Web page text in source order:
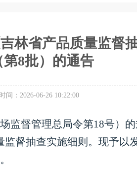
林省产品质量监督
第8批）的通告
间：2026-06-26 10:22:00
监督管理总局令第18号）
监督抽查实施细则。现予以